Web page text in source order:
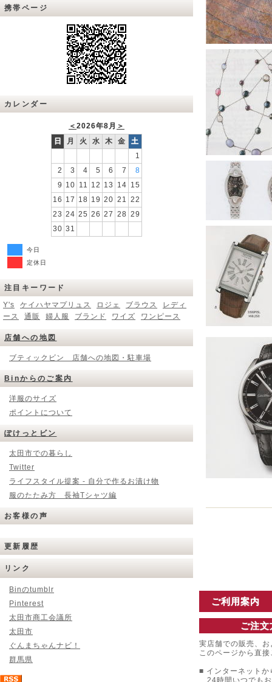
携帯ページ
カレンダー
＜ 2026年8月 ＞
日
月 火 水 木 金
土
1
2
3 4 5 6 7
8
9 10 11 12 13 14 15
16 17 18 19 20 21 22
23 24 25 26 27 28 29
30 31
今日
定休日
注目キーワード
Y's
ケイハヤマプリュス ロジェ ブラウス
レディ
ース
通販 婦人服 ブランド ワイズ ワンピース
店舗への地図
ブティックビン 店舗への地図・駐車場
Binからのご案内
洋服のサイズ
ポイントについて
ぽけっとビン
太田市での暮らし
Twitter
ライフスタイル提案 - 自分で作るお漬け物
服のたたみ方 長袖Tシャツ編
お客様の声
更新履歴
リンク
Binのtumblr
Pinterest
太田市商工会議所
太田市
ぐんまちゃんナビ！
群馬県
ご利用案内
ご注
実店舗での販売、
このページから直
■ インターネットか
24時間いつでも